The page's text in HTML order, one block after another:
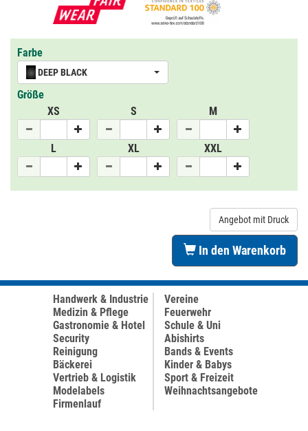
Farbe
DEEP BLACK
Größe
XS
S M
L XL XXL
Angebot mit Druck
In den Warenkorb
Handwerk & Industrie
Medizin & Pflege
Gastronomie & Hotel
Security
Reinigung
Bäckerei
Vertrieb & Logistik
Modelabels
Firmenlauf
Vereine
Feuerwehr
Schule & Uni
Abishirts
Bands & Events
Kinder & Babys
Sport & Freizeit
Weihnachtsangebote